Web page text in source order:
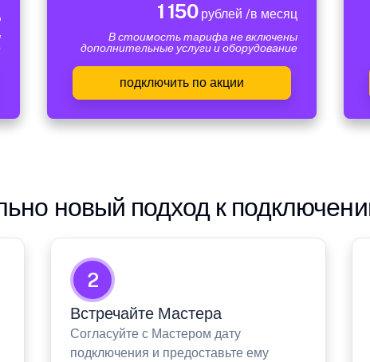
1 150рублей /в месяц
В стоимость тарифа не включены
дополнительные услуги и оборудование
подключить по акции
новый подход к
2
Встречайте Мастера
Согласуйте с Мастером дату
подключения и предоставьте ему